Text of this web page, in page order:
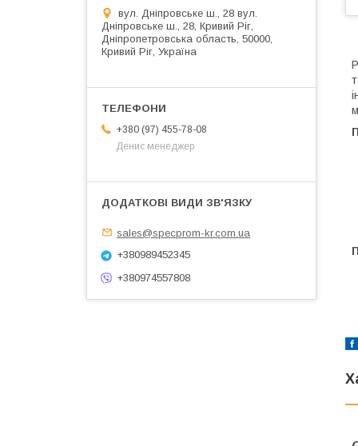
вул. Дніпровське ш., 28 вул.
Дніпровське ш., 28, Кривий Ріг,
Дніпропетровська область, 50000,
Кривий Ріг, Україна
+380 (97) 455-78-08
Денис менеджер
sales@specprom-kr.com.ua
+380989452345
+380974557808